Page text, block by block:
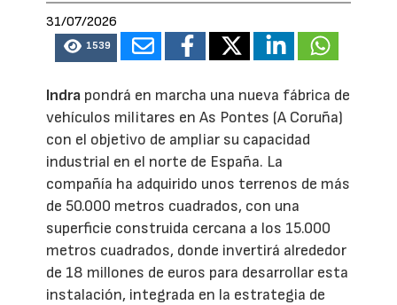
31/07/2026
1539
Indra pondrá en marcha una nueva fábrica de
vehículos militares en As Pontes (A Coruña)
con el objetivo de ampliar su capacidad
industrial en el norte de España. La
compañía ha adquirido unos terrenos de más
de 50.000 metros cuadrados, con una
superficie construida cercana a los 15.000
metros cuadrados, donde invertirá alrededor
de 18 millones de euros para desarrollar esta
instalación, integrada en la estrategia de